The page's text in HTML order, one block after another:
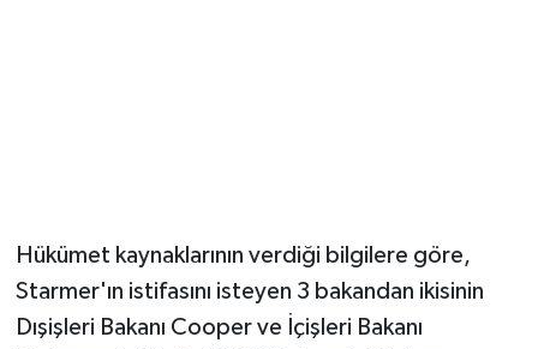
Hükümet kaynaklarının verdiği bilgilere göre,
Starmer'ın istifasını isteyen 3 bakandan ikisinin
Dışişleri Bakanı Cooper ve İçişleri Bakanı